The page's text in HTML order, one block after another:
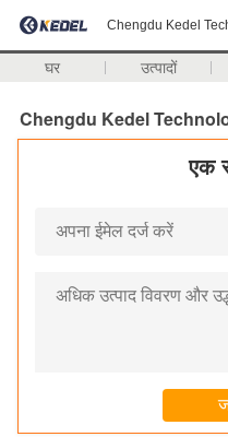
Chengdu Kedel
घर उत्पादों
Chengdu Kedel
एक